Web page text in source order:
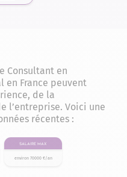
Consultant en
France peuvent
de la
l’entreprise. Voici une
récentes :
Salaire max
environ 70000 €/an